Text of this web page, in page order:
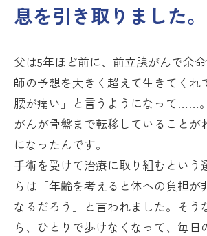
息を引き取りました。
父は5年ほど前に、前立腺がんで余
師の予想を大きく超えて生きてくれ
腰が痛い」と言うようになって……
がんが骨盤まで転移していること
になったんです。
手術を受けて治療に取り組むとい
らは「年齢を考えると体への負担が
なるだろう」と言われました。そ
ら、ひとりで歩けなくなって、毎